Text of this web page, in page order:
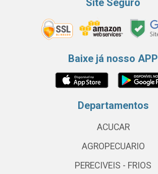
Site Seguro
Baixe já nosso APP
Departamentos
ACUCAR
AGROPECUARIO
PERECIVEIS - FRIOS